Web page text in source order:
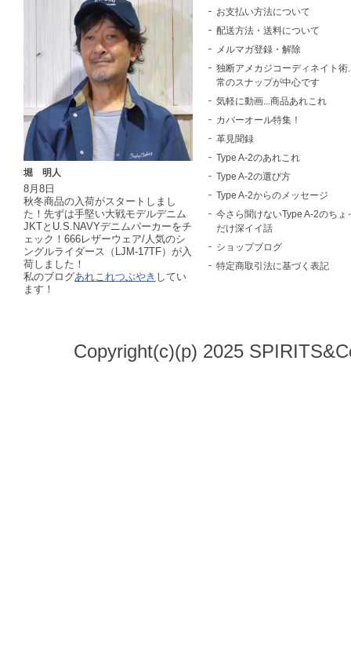
堀 明人
8月8日
秋冬商品の入荷がスタートしまし
た！先ずは手堅い大戦モデルデニム
JKTとU.S.NAVYデニムパーカーをチ
ェック！666レザーウェア/人気のシ
ングルライダース（LJM-17TF）が入
荷しました！
私のブログあれこれつぶやき してい
ます！
お支払い方法について
配送方法・送料について
メルマガ登録・解除
独断アメカジコーディネイト術
常のスナップが中心です
気軽に動画...商品あれこれ
カバーオール特集！
革見聞録
Type A-2のあれこれ
Type A-2の選び方
Type A-2からのメッセージ
今さら聞けないType A-2のちょ
だけ深イイ話
ショップブログ
特定商取引法に基づく表記
Copyright(c)(p) 2025